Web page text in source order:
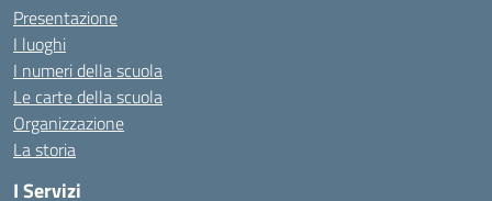
Presentazione
I luoghi
I numeri della scuola
Le carte della scuola
Organizzazione
La storia
I Servizi